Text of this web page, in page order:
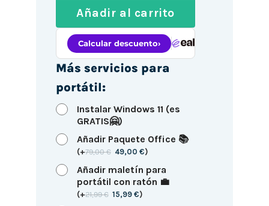
Añadir al carrito
Más servicios para
portátil:
Instalar Windows 11 (es
GRATIS🤗)
Añadir Paquete Office 📚
(+79,00€ 49,00€)
Añadir maletín para
portátil con ratón 💼
(+21,99€ 15,99€)